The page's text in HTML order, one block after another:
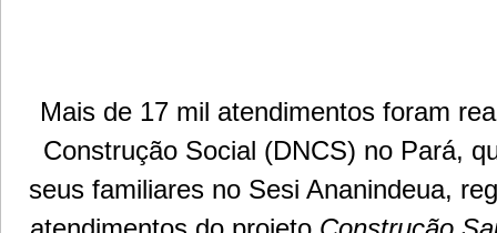
Mais de 17 mil atendimentos foram
Construção Social (DNCS) no Pará,
seus familiares no Sesi Ananindeua,